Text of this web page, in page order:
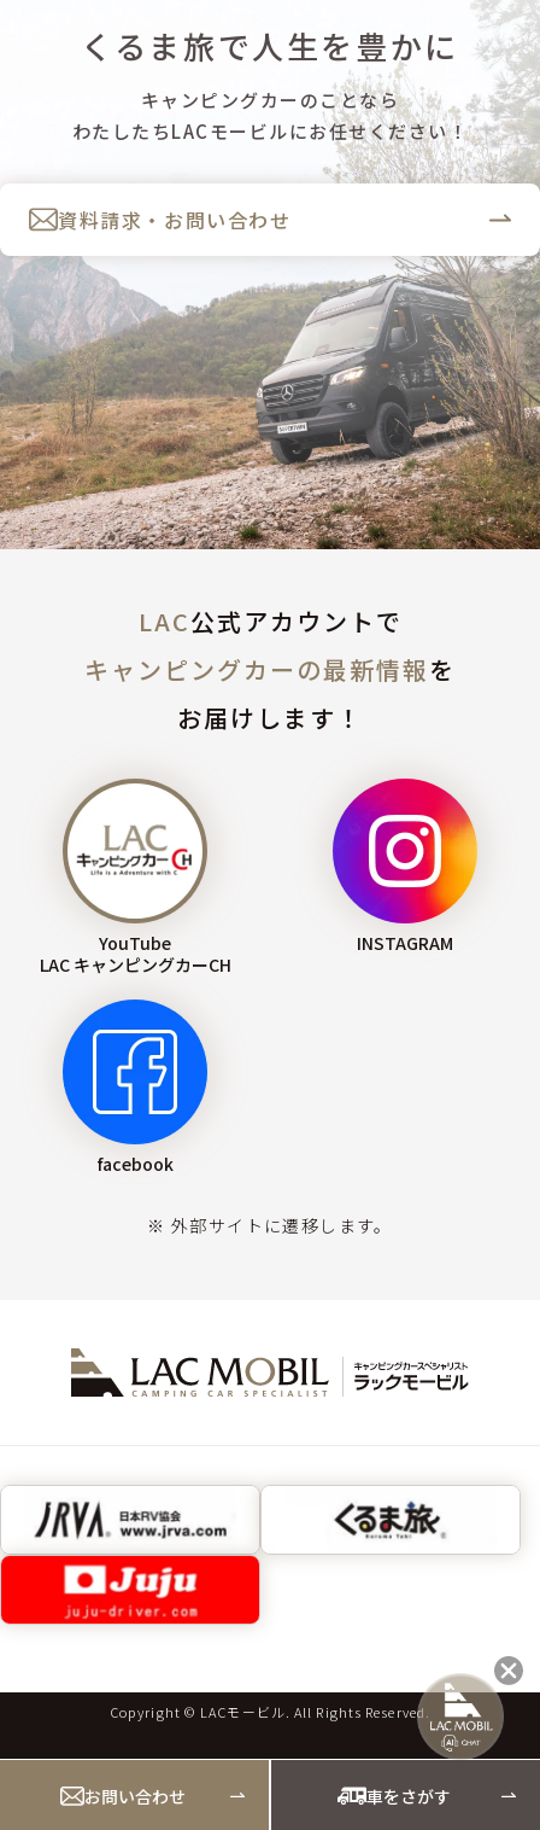
くるま旅で人生を豊かに
キャンピングカーのことなら
わたしたちLACモービルにお任せください！
資料請求・お問い合わせ
LAC公式アカウントで
キャンピングカーの最新情報を
お届けします！
YouTube
LAC キャンピングカーCH
INSTAGRAM
facebook
※ 外部サイトに遷移します。
Copyright © LACモービル. All Rights Reserved.
お問い合わせ 車をさがす